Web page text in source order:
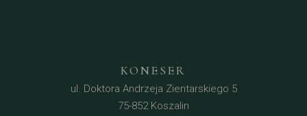
KONESER
ul. Doktora Andrzeja Zientarskiego 5
75-852 Koszalin